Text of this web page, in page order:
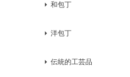
和包丁
洋包丁
伝統的工芸品